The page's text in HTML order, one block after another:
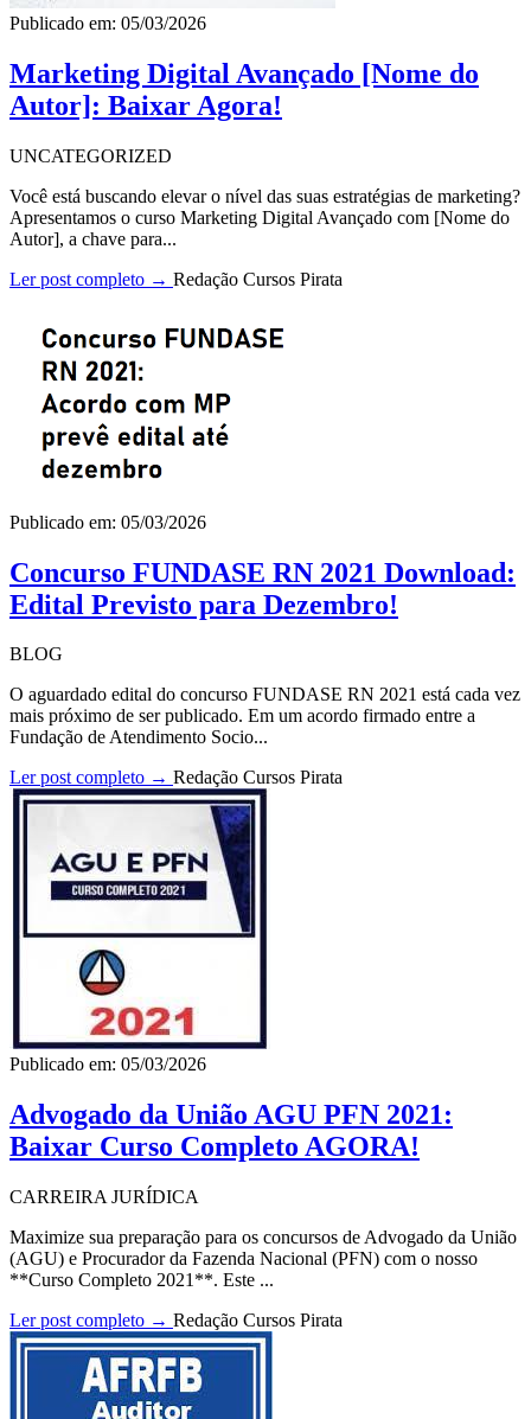
Publicado em: 05/03/2026
Marketing Digital Avançado [Nome do
Autor]: Baixar Agora!
UNCATEGORIZED
Você está buscando elevar o nível das suas estratégias de marketing?
Apresentamos o curso Marketing Digital Avançado com [Nome do
Autor], a chave para...
Ler post completo → Redação Cursos Pirata
Publicado em: 05/03/2026
Concurso FUNDASE RN 2021 Download:
Edital Previsto para Dezembro!
BLOG
O aguardado edital do concurso FUNDASE RN 2021 está cada vez
mais próximo de ser publicado. Em um acordo firmado entre a
Fundação de Atendimento Socio...
Ler post completo → Redação Cursos Pirata
Publicado em: 05/03/2026
Advogado da União AGU PFN 2021:
Baixar Curso Completo AGORA!
CARREIRA JURÍDICA
Maximize sua preparação para os concursos de Advogado da União
(AGU) e Procurador da Fazenda Nacional (PFN) com o nosso
**Curso Completo 2021**. Este ...
Ler post completo → Redação Cursos Pirata